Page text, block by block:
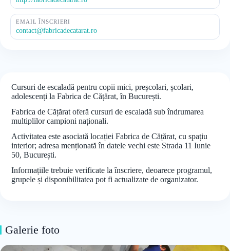
EMAIL ÎNSCRIERI
contact@fabricadecatarat.ro
Cursuri de escaladă pentru copii mici, preșcolari, școlari,
adolescenți la Fabrica de Cățărat, în București.
Fabrica de Cățărat oferă cursuri de escaladă sub îndrumarea
multiplilor campioni naționali.
Activitatea este asociată locației Fabrica de Cățărat, cu spațiu
interior; adresa menționată în datele vechi este Strada 11 Iunie
50, București.
Informațiile trebuie verificate la înscriere, deoarece programul,
grupele și disponibilitatea pot fi actualizate de organizator.
Galerie foto